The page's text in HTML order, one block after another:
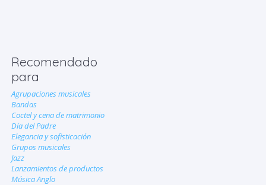
Recomendado
para
Agrupaciones musicales
Bandas
Coctel y cena de matrimonio
Día del Padre
Elegancia y sofisticación
Grupos musicales
Jazz
Lanzamientos de productos
Música Anglo